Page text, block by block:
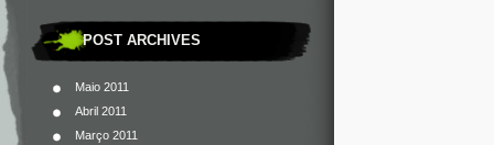
POST ARCHIVES
Maio 2011
Abril 2011
Março 2011